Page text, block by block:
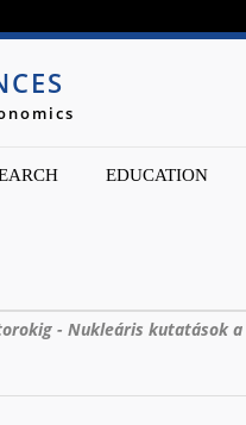
EDUCATION
- Nukleáris kutatások a